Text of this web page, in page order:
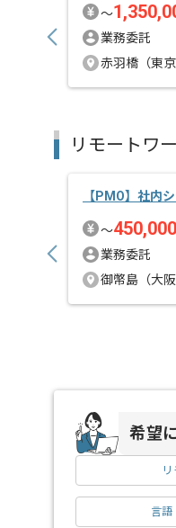
〜
業務委託
赤羽橋（東京
リモートワ
【PMO】社内
〜450,000
業務委託
御幣島（大阪
希望
言語